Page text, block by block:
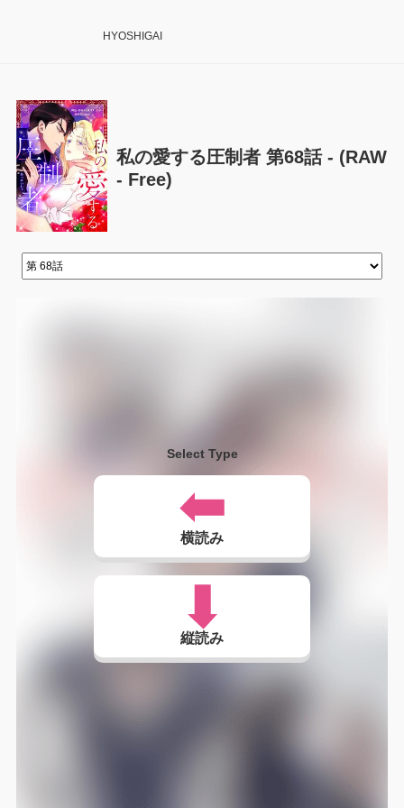
HYOSHIGAI
私の愛する圧制者 第68話 - (RAW
- Free)
Select Type
横読み
縦読み